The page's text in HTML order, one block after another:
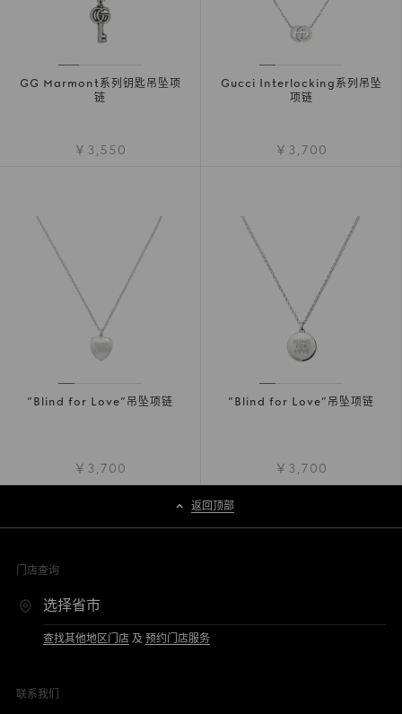
GG Marmont系列钥匙吊坠项
链
￥3,550
Gucci Interlocking系列吊坠
项链
￥3,700
“Blind for Love”吊坠项链
￥3,700
“Blind for Love”吊坠项链
￥3,700
返回顶部
门店查询
查找其他地区门店 及 预约门店服务
联系我们